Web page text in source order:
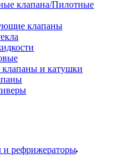
клапана/Пилотные
клапаны
и катушки
рефрижераторы